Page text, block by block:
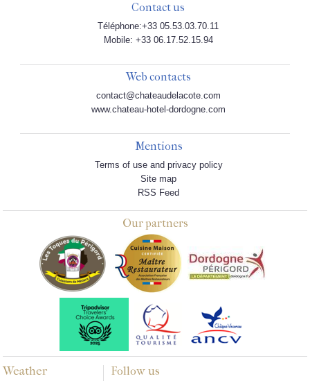
Contact us
Téléphone:+33 05.53.03.70.11
Mobile: +33 06.17.52.15.94
Web contacts
contact@chateaudelacote.com
www.chateau-hotel-dordogne.com
Mentions
Terms of use and privacy policy
Site map
RSS Feed
Our partners
Weather Follow us